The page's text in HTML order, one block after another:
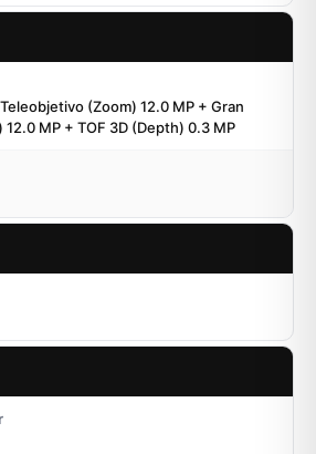
(Zoom) 12.0 MP + Gran
MP + TOF 3D (Depth) 0.3 MP